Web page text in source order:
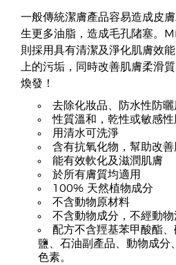
一般傳統潔膚產品容易造成皮
生更多油脂，造成毛孔陼塞。
則採用具有清潔及淨化肌膚效
上的污垢，同時改善肌膚柔滑
煥發！
去除化妝品、防水性防
性質溫和，乾性或敏感性
用清水可洗淨
含有抗氧化物，幫助改
能有效軟化及滋潤肌膚
於所有膚質均適用
100% 天然植物成分
不含動物原材料
不含動物成分，不經動物
配方不含羥基苯甲酸酯
鹽、石油副產品、動物成分
色素。